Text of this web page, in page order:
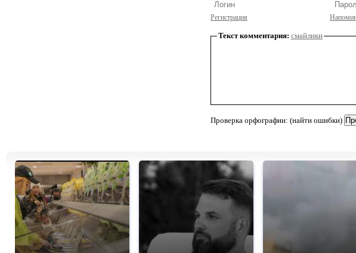
Регистрация
Текст комментария: смайлики
Проверка орфографии: (найти ошибки)